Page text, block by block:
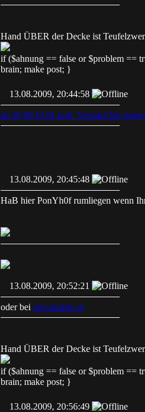
Hand ÜBER der Decke ist
if ($ahnung == false or $problem ==
brain; make post; }
13.08.2009, 20:44:58
ab 39,99 EUR zzgl. Versand bei
13.08.2009, 20:45:48
HaB hier PonYh0f rumliegen wenn
13.08.2009, 20:52:21
oder bei uncutspiele.at
Hand ÜBER der Decke ist
if ($ahnung == false or $problem ==
brain; make post; }
13.08.2009, 20:56:49